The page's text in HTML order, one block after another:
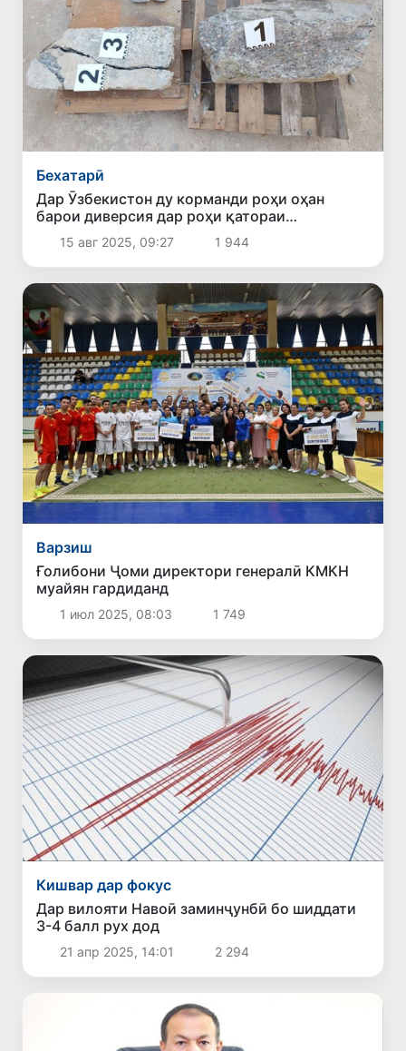
Бехатарӣ
Дар Ӯзбекистон ду корманди роҳи оҳан
барои диверсия дар роҳи қатораи
тезҳаракати «Афросиёб» ба муҳлатҳои
тӯлонии зиндон шуданд
15 авг 2025, 09:27 1 944
Варзиш
Ғолибони Ҷоми директори генералӣ КМКН
муайян гардиданд
1 июл 2025, 08:03 1 749
Кишвар дар фокус
Дар вилояти Навоӣ заминҷунбӣ бо шиддати
3-4 балл рух дод
21 апр 2025, 14:01 2 294